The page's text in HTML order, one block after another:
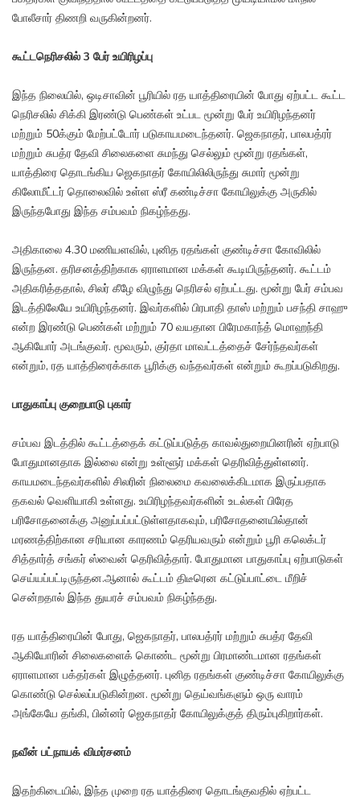
போலீசார் திணறி வருகின்றனர்.
கூட்டநெரிசலில் 3 பேர் உயிரிழப்பு
இந்த நிலையில், ஒடிசாவின் பூரியில் ரத யாத்திரையின் போது ஏற்பட்ட கூட்ட
நெரிசலில் சிக்கி இரண்டு பெண்கள் உட்பட மூன்று பேர் உயிரிழந்தனர்
மற்றும் 50க்கும் மேற்பட்டோர் படுகாயமடைந்தனர். ஜெகநாதர், பாலபத்ரர்
மற்றும் சுபத்ர தேவி சிலைகளை சுமந்து செல்லும் மூன்று ரதங்கள்,
யாத்திரை தொடங்கிய ஜெகநாதர் கோயிலிலிருந்து சுமார் மூன்று
கிலோமீட்டர் தொலைவில் உள்ள ஸ்ரீ கண்டிச்சா கோயிலுக்கு அருகில்
இருந்தபோது இந்த சம்பவம் நிகழ்ந்தது.
அதிகாலை 4.30 மணியளவில், புனித ரதங்கள் குண்டிச்சா கோவிலில்
இருந்தன. தரிசனத்திற்காக ஏராளமான மக்கள் கூடியிருந்தனர். கூட்டம்
அதிகரித்ததால், சிலர் கீழே விழுந்து நெரிசல் ஏற்பட்டது. மூன்று பேர் சம்பவ
இடத்திலேயே உயிரிழந்தனர். இவர்களில் பிரபாதி தாஸ் மற்றும் பசந்தி சாஹு
என்ற இரண்டு பெண்கள் மற்றும் 70 வயதான பிரேமகாந்த் மொஹந்தி
ஆகியோர் அடங்குவர். மூவரும், குர்தா மாவட்டத்தைச் சேர்ந்தவர்கள்
என்றும், ரத யாத்திரைக்காக பூரிக்கு வந்தவர்கள் என்றும் கூறப்படுகிறது.
பாதுகாப்பு குறைபாடு புகார்
சம்பவ இடத்தில் கூட்டத்தைக் கட்டுப்படுத்த காவல்துறையினரின் ஏற்பாடு
போதுமானதாக இல்லை என்று உள்ளூர் மக்கள் தெரிவித்துள்ளனர்.
காயமடைந்தவர்களில் சிலரின் நிலைமை கவலைக்கிடமாக இருப்பதாக
தகவல் வெளியாகி உள்ளது. உயிரிழந்தவர்களின் உடல்கள் பிரேத
பரிசோதனைக்கு அனுப்பப்பட்டுள்ளதாகவும், பரிசோதனையில்தான்
மரணத்திற்கான சரியான காரணம் தெரியவரும் என்றும் பூரி கலெக்டர்
சித்தார்த் சங்கர் ஸ்வைன் தெரிவித்தார். போதுமான பாதுகாப்பு ஏற்பாடுகள்
செய்யப்பட்டிருந்தன.ஆனால் கூட்டம் திடீரென கட்டுப்பாட்டை மீறிச்
சென்றதால் இந்த துயரச் சம்பவம் நிகழ்ந்தது.
ரத யாத்திரையின் போது, ஜெகநாதர், பாலபத்ரர் மற்றும் சுபத்ர தேவி
ஆகியோரின் சிலைகளைக் கொண்ட மூன்று பிரமாண்டமான ரதங்கள்
ஏராளமான பக்தர்கள் இழுத்தனர். புனித ரதங்கள் குண்டிச்சா கோயிலுக்கு
கொண்டு செல்லப்படுகின்றன. மூன்று தெய்வங்களும் ஒரு வாரம்
அங்கேயே தங்கி, பின்னர் ஜெகநாதர் கோயிலுக்குத் திரும்புகிறார்கள்.
நவீன் பட்நாயக் விமர்சனம்
இதற்கிடையில், இந்த முறை ரத யாத்திரை தொடங்குவதில் ஏற்பட்ட